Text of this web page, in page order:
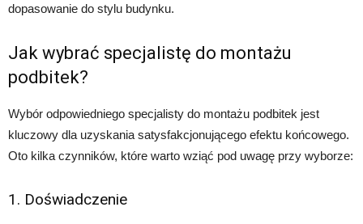
dopasowanie do stylu budynku.
Jak wybrać specjalistę do montażu
podbitek?
Wybór odpowiedniego specjalisty do montażu podbitek jest
kluczowy dla uzyskania satysfakcjonującego efektu końcowego.
Oto kilka czynników, które warto wziąć pod uwagę przy wyborze:
1. Doświadczenie